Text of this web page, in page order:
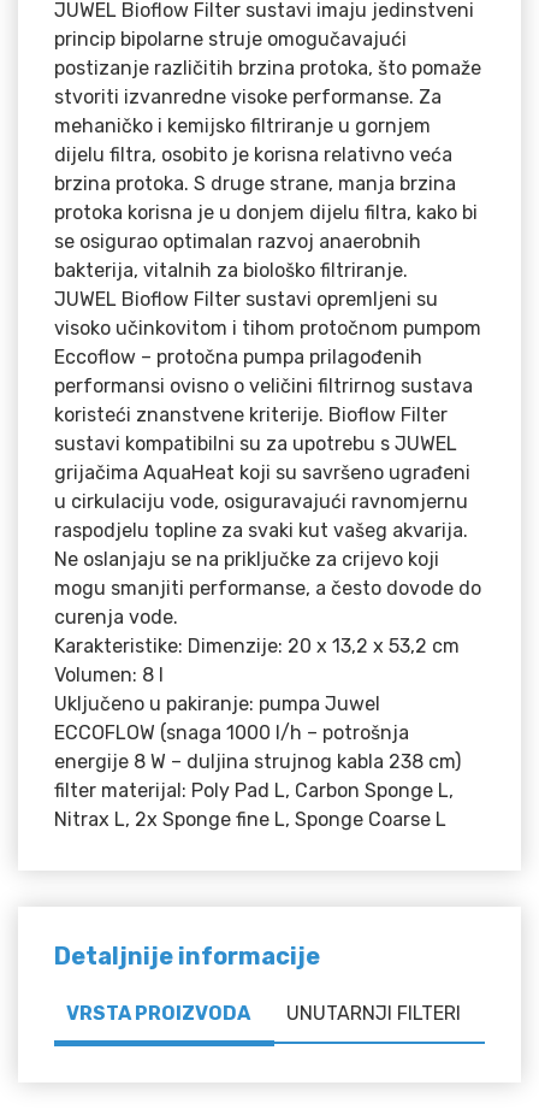
JUWEL Bioflow Filter sustavi imaju jedinstveni
princip bipolarne struje omogučavajući
postizanje različitih brzina protoka, što pomaže
stvoriti izvanredne visoke performanse. Za
mehaničko i kemijsko filtriranje u gornjem
dijelu filtra, osobito je korisna relativno veća
brzina protoka. S druge strane, manja brzina
protoka korisna je u donjem dijelu filtra, kako bi
se osigurao optimalan razvoj anaerobnih
bakterija, vitalnih za biološko filtriranje.
JUWEL Bioflow Filter sustavi opremljeni su
visoko učinkovitom i tihom protočnom pumpom
Eccoflow – protočna pumpa prilagođenih
performansi ovisno o veličini filtrirnog sustava
koristeći znanstvene kriterije. Bioflow Filter
sustavi kompatibilni su za upotrebu s JUWEL
grijačima AquaHeat koji su savršeno ugrađeni
u cirkulaciju vode, osiguravajući ravnomjernu
raspodjelu topline za svaki kut vašeg akvarija.
Ne oslanjaju se na priključke za crijevo koji
mogu smanjiti performanse, a često dovode do
curenja vode.
Karakteristike: Dimenzije: 20 x 13,2 x 53,2 cm
Volumen: 8 l
Uključeno u pakiranje: pumpa Juwel
ECCOFLOW (snaga 1000 l/h – potrošnja
energije 8 W – duljina strujnog kabla 238 cm)
filter materijal: Poly Pad L, Carbon Sponge L,
Nitrax L, 2x Sponge fine L, Sponge Coarse L
Detaljnije informacije
VRSTA PROIZVODA UNUTARNJI FILTERI